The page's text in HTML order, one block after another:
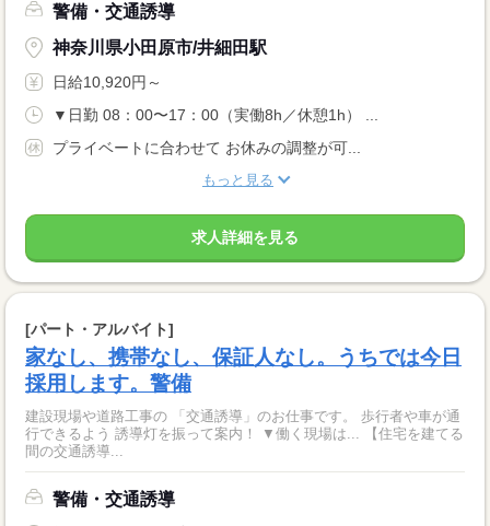
警備・交通誘導
神奈川県小田原市/井細田駅
日給10,920円～
▼日勤 08：00〜17：00（実働8h／休憩1h） ...
プライベートに合わせて お休みの調整が可...
もっと見る
求人詳細を見る
[パート・アルバイト]
家なし、携帯なし、保証人なし。うちでは今日
採用します。警備
建設現場や道路工事の 「交通誘導」のお仕事です。 歩行者や車が通
行できるよう 誘導灯を振って案内！ ▼働く現場は... 【住宅を建てる
間の交通誘導...
警備・交通誘導